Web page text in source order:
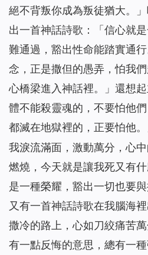
絕不背叛你成為叛徒猶大。
出一首神話詩歌：
「信心就
難通過，豁出性命能踏實通
念，正是撒但的愚弄，怕我
心橋梁進入神話裡。」 還想起
體不能殺靈魂的，不要怕他
都滅在地獄裡的，正要怕他。
我淚流滿面，激動萬分，心
燃燒，今天就是讓我死又有
是一種榮耀，豁出一切也要
又有一首神話詩歌在我腦海裡
撒冷的路上，心如刀絞痛苦
有一點反悔的意思，總有一